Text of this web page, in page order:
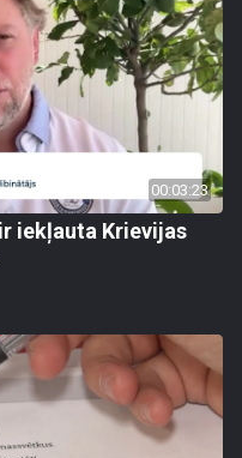
00:03:23
iekļauta Krievijas